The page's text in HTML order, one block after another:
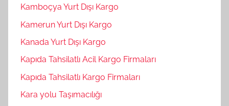
Kamboçya Yurt Dışı Kargo
Kamerun Yurt Dışı Kargo
Kanada Yurt Dışı Kargo
Kapıda Tahsilatlı Acil Kargo Firmaları
Kapıda Tahsilatlı Kargo Firmaları
Kara yolu Taşımacılığı